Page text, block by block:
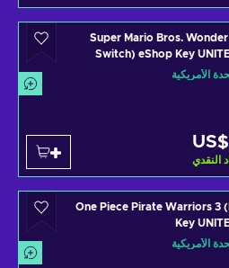
Super Mario Bros.
Switch) eShop Key
الأمريكية
النقدي
One Piece Pirate Warriors 3
Key
الأمريكية